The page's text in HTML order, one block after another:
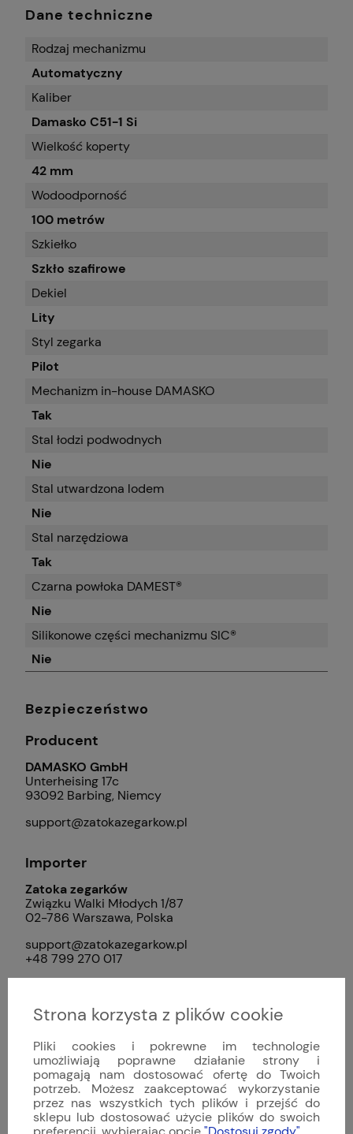
Dane techniczne
Rodzaj mechanizmu
Automatyczny
Kaliber
Damasko C51-1 Si
Wielkość koperty
42 mm
Wodoodporność
100 metrów
Szkiełko
Szkło szafirowe
Dekiel
Lity
Styl zegarka
Pilot
Mechanizm in-house DAMASKO
Tak
Stal łodzi podwodnych
Nie
Stal utwardzona lodem
Nie
Stal narzędziowa
Tak
Czarna powłoka DAMEST®
Nie
Silikonowe części mechanizmu SIC®
Nie
Bezpieczeństwo
Producent
DAMASKO GmbH
Unterheising 17c
93092 Barbing, Niemcy
support@zatokazegarkow.pl
Importer
Zatoka zegarków
Związku Walki Młodych 1/87
02-786 Warszawa, Polska
support@zatokazegarkow.pl
+48 799 270 017
Formy dostawy
płatności
Paczkomat® InPost 24/7 0,00 zł
InPost Kurier 0,00 zł
Strona korzysta z plików cookie
Pliki cookies i pokrewne im technologie
umożliwiają poprawne działanie strony i
pomagają nam dostosować ofertę do Twoich
potrzeb. Możesz zaakceptować wykorzystanie
przez nas wszystkich tych plików i przejść do
sklepu lub dostosować użycie plików do swoich